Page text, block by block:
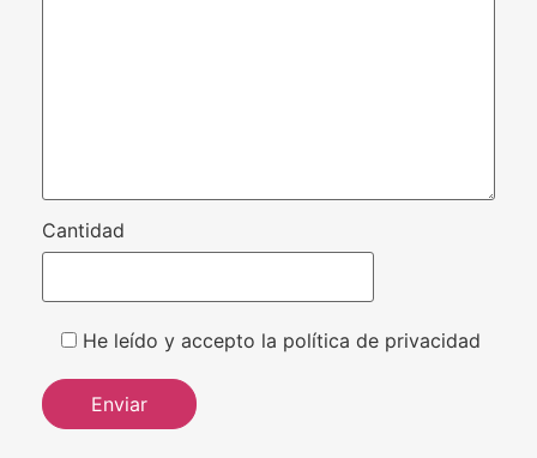
Cantidad
He leído y accepto la política de privacidad